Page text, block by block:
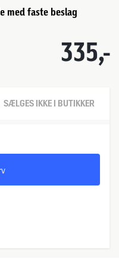
med faste beslag
335,-
SÆLGES IKKE I BUTIKKER